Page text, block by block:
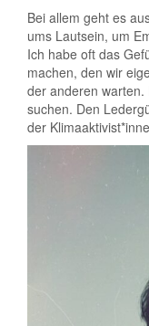
Bei allem geht es
ums Lautsein, um
Ich habe oft das
machen, den wir
der anderen
suchen. Den
der